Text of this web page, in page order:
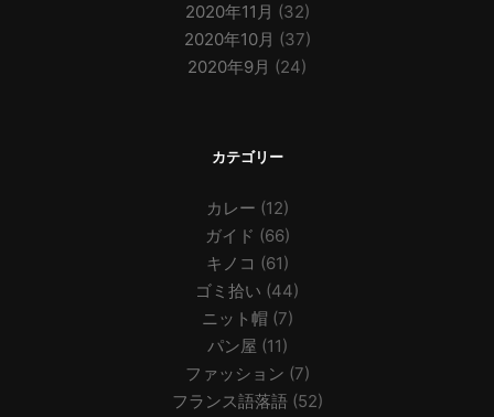
2020年11月 (32)
2020年10月 (37)
2020年9月 (24)
カテゴリー
カレー (12)
ガイド (66)
キノコ (61)
ゴミ拾い (44)
ニット帽 (7)
パン屋 (11)
ファッション (7)
フランス語落語 (52)